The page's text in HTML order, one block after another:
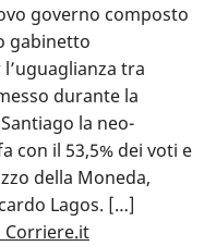
governo composto
gabinetto
tra
durante la
la neo-
con il 53,5% dei voti e
della Moneda,
Lagos. […]
Corriere.it